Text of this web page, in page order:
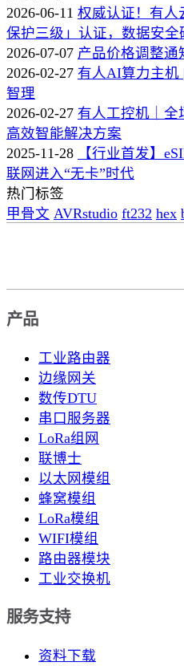
2026-06-11 权威认证！有人
保护三级」认证，数据安全
2026-07-07 产品价格调整通
2026-02-27 有人AI算力主机
智理
2026-02-27 有人工控机｜全
高效智能解决方案
2025-11-28
【行业首发】
联网进入“无卡”时代
热门标签
甲骨文 AVRstudio ft232 hex
产品
工业路由器
边缘网关
数传DTU
串口服务器
LoRa组网
联博士
以太网模组
蜂窝模组
LoRa模组
WIFI模组
路由器模块
工业交换机
服务支持
资料下载